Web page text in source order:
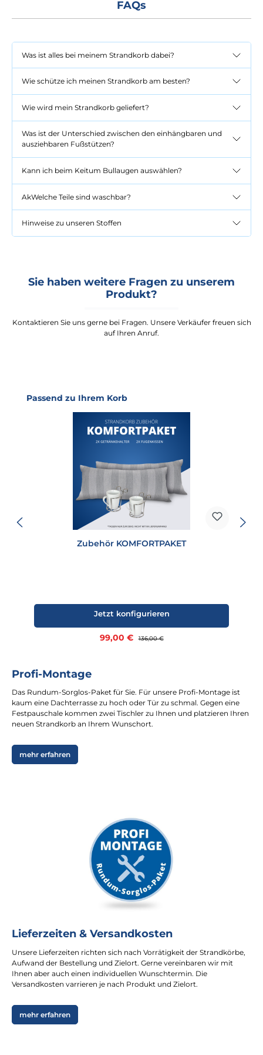
FAQs
Was ist alles bei meinem Strandkorb dabei?
Wie schütze ich meinen Strandkorb am besten?
Wie wird mein Strandkorb geliefert?
Was ist der Unterschied zwischen den einhängbaren und
ausziehbaren Fußstützen?
Kann ich beim Keitum Bullaugen auswählen?
AkWelche Teile sind waschbar?
Hinweise zu unseren Stoffen
Sie haben weitere Fragen zu unserem
Produkt?
Kontaktieren Sie uns gerne bei Fragen. Unsere Verkäufer freuen sich
auf Ihren Anruf.
Produktgalerie überspringen
Passend zu Ihrem Korb
Zubehör KOMFORTPAKET
Verkaufspreis:
99,00 € Regulärer Preis:
136,00 €
Jetzt konfigurieren
Profi-Montage
Das Rundum-Sorglos-Paket für Sie. Für unsere Profi-Montage ist
kaum eine Dachterrasse zu hoch oder Tür zu schmal. Gegen eine
Festpauschale kommen zwei Tischler zu Ihnen und platzieren Ihren
neuen Strandkorb an Ihrem Wunschort.
mehr erfahren
Lieferzeiten & Versandkosten
Unsere Lieferzeiten richten sich nach Vorrätigkeit der Strandkörbe,
Aufwand der Bestellung und Zielort. Gerne vereinbaren wir mit
Ihnen aber auch einen individuellen Wunschtermin. Die
Versandkosten varrieren je nach Produkt und Zielort.
mehr erfahren